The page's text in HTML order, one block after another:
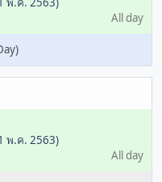
All day
พ.ค. 2563)
All day